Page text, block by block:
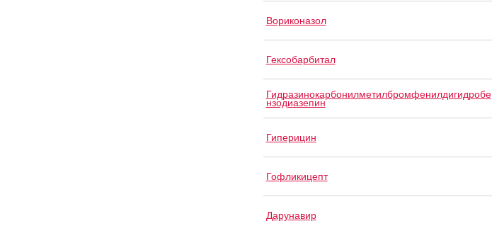
Вориконазол
Гексобарбитал
Гидразинокарбонилметилбромфенилдигидробе
нзодиазепин
Гиперицин
Гофликицепт
Дарунавир